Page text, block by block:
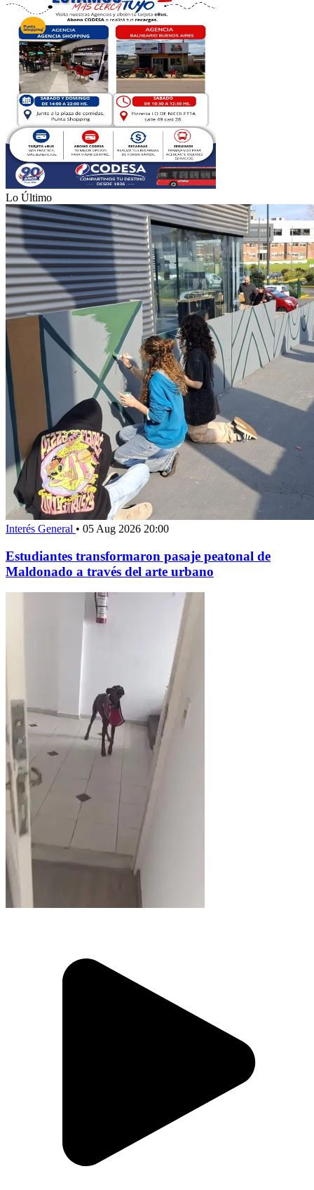
Lo Último
Interés General • 05 Aug 2026 20:00
Estudiantes transformaron pasaje peatonal de
Maldonado a través del arte urbano